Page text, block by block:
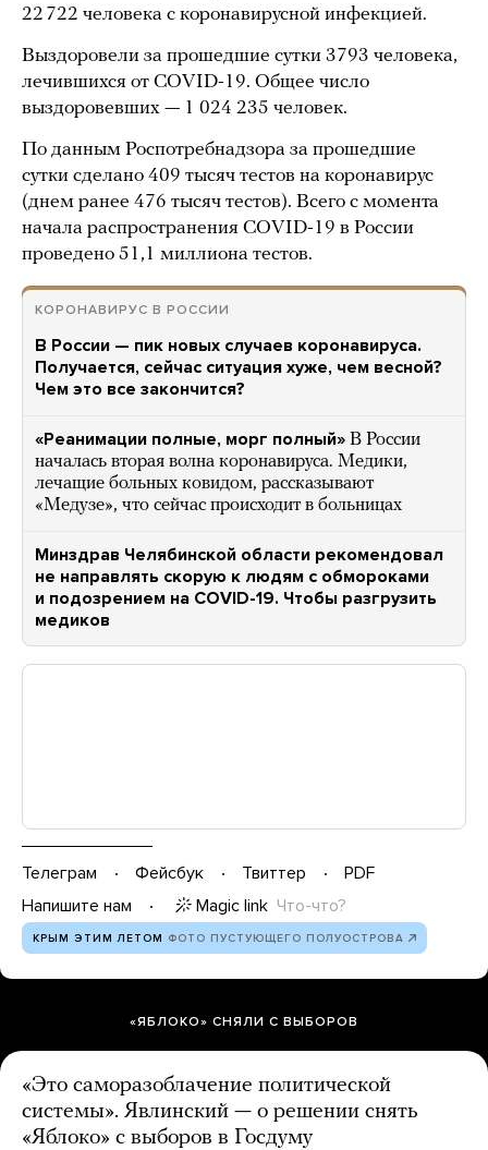
22 722 человека с коронавирусной инфекцией.
Выздоровели за прошедшие сутки 3793 человека,
лечившихся от COVID-19. Общее число
выздоровевших — 1 024 235 человек.
По данным Роспотребнадзора за прошедшие
сутки сделано 409 тысяч тестов на коронавирус
(днем ранее 476 тысяч тестов). Всего с момента
начала распространения COVID-19 в России
проведено 51,1 миллиона тестов.
КОРОНАВИРУС В РОССИИ
В России — пик новых случаев коронавируса.
Получается, сейчас ситуация хуже, чем весной?
Чем это все закончится?
«Реанимации полные, морг полный» В России
началась вторая волна коронавируса. Медики,
лечащие больных ковидом, рассказывают
«Медузе», что сейчас происходит в больницах
Минздрав Челябинской области рекомендовал
не направлять скорую к людям с обмороками
и подозрением на COVID-19. Чтобы разгрузить
медиков
Телеграм Фейсбук Твиттер
PDF
Напишите нам
Magic link Что-что?
КРЫМ ЭТИМ ЛЕТОМ ФОТО ПУСТУЮЩЕГО ПОЛУОСТРОВА
«ЯБЛОКО» СНЯЛИ С ВЫБОРОВ
«Это саморазоблачение политической
системы». Явлинский — о решении снять
«Яблоко» с выборов в Госдуму